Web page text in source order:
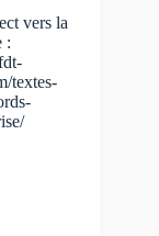
vers la
:
textes-